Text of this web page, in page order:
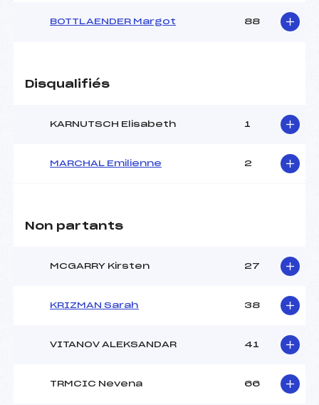
BOTTLAENDER Margot 88
Disqualifiés
KARNUTSCH Elisabeth 1
MARCHAL Emilienne 2
Non partants
MCGARRY Kirsten 27
KRIZMAN Sarah 38
VITANOV ALEKSANDAR 41
TRMCIC Nevena 66